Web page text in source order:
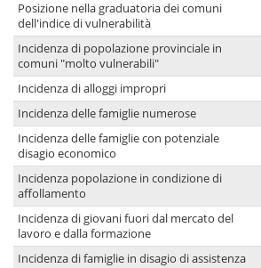
Posizione nella graduatoria dei comuni
dell'indice di vulnerabilità
Incidenza di popolazione provinciale in
comuni "molto vulnerabili"
Incidenza di alloggi impropri
Incidenza delle famiglie numerose
Incidenza delle famiglie con potenziale
disagio economico
Incidenza popolazione in condizione di
affollamento
Incidenza di giovani fuori dal mercato del
lavoro e dalla formazione
Incidenza di famiglie in disagio di assistenza